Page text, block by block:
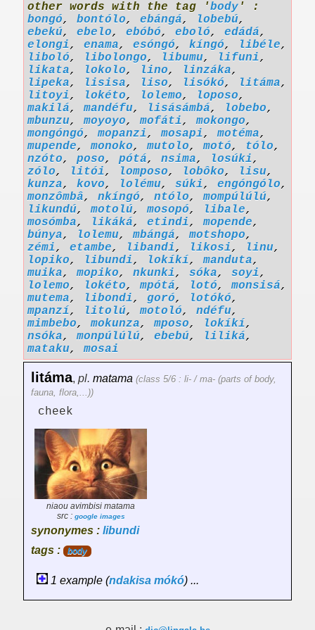
other words with the tag 'body ' :
bongó, bontólo, ebángá, lobebú,
ebekú, ebelo, ebóbó, eboló, edádá,
elongi, enama, esóngó, kíngó, libéle,
liboló, libolongo, libumu, lifuni,
likata, lokolo, lino, linzáka,
lipeka, lisisa, liso, lisókó, litáma,
litoyi, lokéto, lolemo, loposo,
makilá,mandéfu, lisásámbá, lobebo,
mbunzu,moyoyo,mofáti,mokongo,
mongóngó,mopanzi,mosapi,motéma,
mupende,monoko,mutolo,motó, tólo,
nzóto, poso, pótá, nsima, losúki,
zólo, litói, lomposo, lobôko, lisu,
kunza, kovo, lolému, súki, engóngólo,
monzômbâ, nkíngó, ntólo,mompúlúlú,
likundú,motolú,mosopó, libale,
mosómba, likáká, etindi,mopende,
búnya, lolemu,mbángá,motshopo,
zémi, etambe, libandi, likosi, linu,
lopiko, libundi, lokíkí,manduta,
muika,mopiko, nkunki, sóka, soyi,
lolemo, lokéto,mpótá, lotó,monsisá,
mutema, libondi, goró, lotókó,
mpanzí, litolú,motoló, ndéfu,
mimbebo,mokunza,mposo, lokíkí,
nsóka,monpúlúlú, ebebú, liliká,
mataku,mosai
litáma, pl. matama (class 5/6 : li- / ma- (parts of body,
fauna, flora,...))
cheek
niaou avimbisi matama
src : google images
synonymes : libundi
tags :
body
1 example (ndakisa mókó) ...